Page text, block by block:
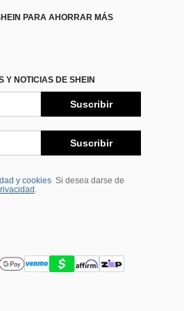
PARA AHORRAR MÁS
Y NOTICIAS DE SHEIN
Suscribir
Suscribir
y cookies Si desea darse de
.